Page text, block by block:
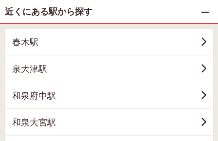
近くにある駅から探す
春木駅
泉大津駅
和泉府中駅
和泉大宮駅